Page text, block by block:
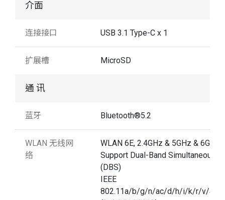
介面
连接接口 USB 3.1 Type-C x 1
扩展槽 MicroSD
通 讯
蓝牙 Bluetooth®5.2
WLAN 无线网
络
WLAN 6E, 2.4GHz & 5GHz & 6GHz
Support Dual-Band Simultaneous
(DBS)
IEEE
802.11a/b/g/n/ac/d/h/i/k/r/v/ac/